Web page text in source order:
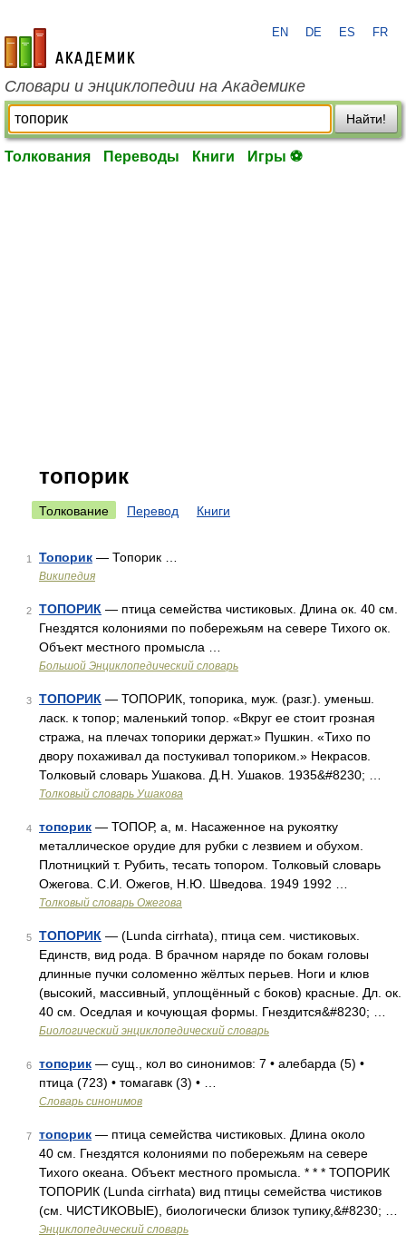
academic.ru
EN DE ES FR
Словари и энциклопедии на Академике
Найти!
Толкования Переводы Книги Игры ⚽
топорик
Толкование Перевод Книги
1 Топорик — Топорик …
Википедия
2 ТОПОРИК — птица семейства чистиковых. Длина ок. 40 см.
Гнездятся колониями по побережьям на севере Тихого ок.
Объект местного промысла …
Большой Энциклопедический словарь
3 ТОПОРИК — ТОПОРИК, топорика, муж. (разг.). уменьш.
ласк. к топор; маленький топор. «Вкруг ее стоит грозная
стража, на плечах топорики держат.» Пушкин. «Тихо по
двору похаживал да постукивал топориком.» Некрасов.
Толковый словарь Ушакова. Д.Н. Ушаков. 1935&#8230; …
Толковый словарь Ушакова
4 топорик — ТОПОР, а, м. Насаженное на рукоятку
металлическое орудие для рубки с лезвием и обухом.
Плотницкий т. Рубить, тесать топором. Толковый словарь
Ожегова. С.И. Ожегов, Н.Ю. Шведова. 1949 1992 …
Толковый словарь Ожегова
5 ТОПОРИК — (Lunda cirrhata), птица сем. чистиковых.
Единств, вид рода. В брачном наряде по бокам головы
длинные пучки соломенно жёлтых перьев. Ноги и клюв
(высокий, массивный, уплощённый с боков) красные. Дл. ок.
40 см. Оседлая и кочующая формы. Гнездится&#8230; …
Биологический энциклопедический словарь
6 топорик — сущ., кол во синонимов: 7 • алебарда (5) •
птица (723) • томагавк (3) • …
Словарь синонимов
7 топорик — птица семейства чистиковых. Длина около
40 см. Гнездятся колониями по побережьям на севере
Тихого океана. Объект местного промысла. * * * ТОПОРИК
ТОПОРИК (Lunda cirrhata) вид птицы семейства чистиков
(см. ЧИСТИКОВЫЕ), биологически близок тупику,&#8230; …
Энциклопедический словарь